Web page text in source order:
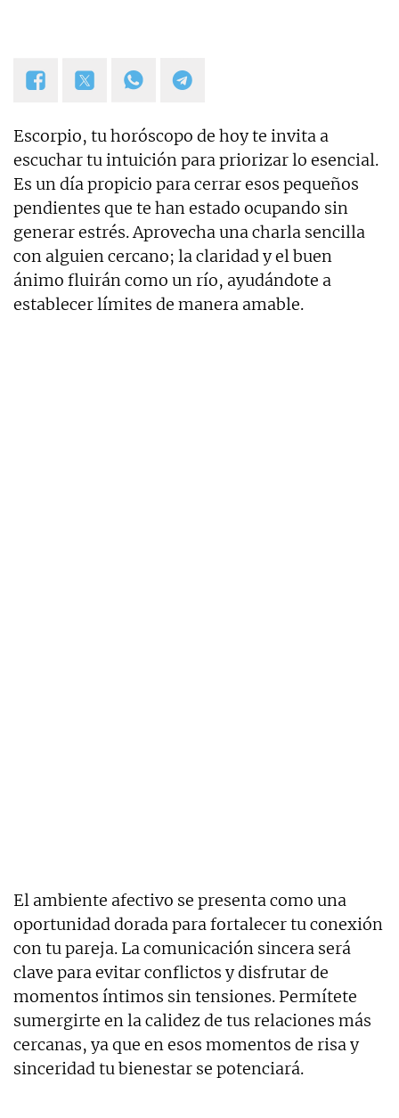
Escorpio, tu horóscopo de hoy te invita a
escuchar tu intuición para priorizar lo esencial.
Es un día propicio para cerrar esos pequeños
pendientes que te han estado ocupando sin
generar estrés. Aprovecha una charla sencilla
con alguien cercano; la claridad y el buen
ánimo fluirán como un río, ayudándote a
establecer límites de manera amable.
El ambiente afectivo se presenta como una
oportunidad dorada para fortalecer tu conexión
con tu pareja. La comunicación sincera será
clave para evitar conflictos y disfrutar de
momentos íntimos sin tensiones. Permítete
sumergirte en la calidez de tus relaciones más
cercanas, ya que en esos momentos de risa y
sinceridad tu bienestar se potenciará.